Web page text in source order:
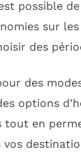
possible
sur les
des
des
options
tout en